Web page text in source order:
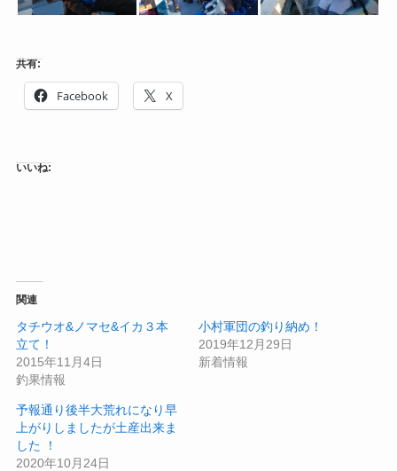
共有:
Facebook X
いいね:
関連
タチウオ&ノマセ&イカ３本
立て！
2015年11月4日
釣果情報
小村軍団の釣り納め！
2019年12月29日
新着情報
予報通り後半大荒れになり早
上がりしましたが土産出来ま
した ！
2020年10月24日